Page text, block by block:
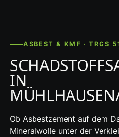
ASBEST & KMF · TRGS
IN
Ob Asbestzement auf dem
Mineralwolle unter der